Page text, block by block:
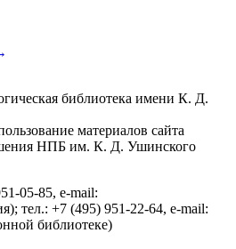
библиотека имени К. Д.
материалов сайта
НПБ им. К. Д. Ушинского
05-85, e-mail:
тел.: +7 (495) 951-22-64, e-mail:
библиотеке)